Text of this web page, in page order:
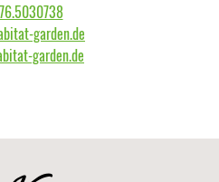
garden.de
garden.de